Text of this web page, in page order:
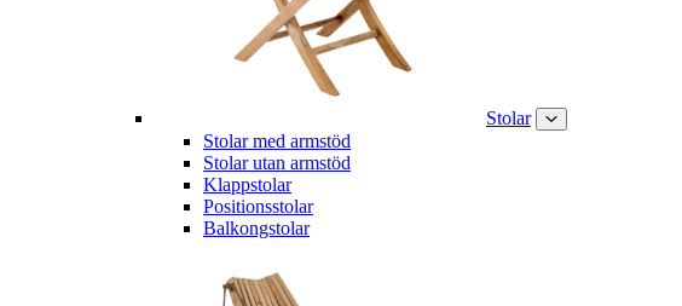
Stolar
Stolar med armstöd
Stolar utan armstöd
Klappstolar
Positionsstolar
Balkongstolar